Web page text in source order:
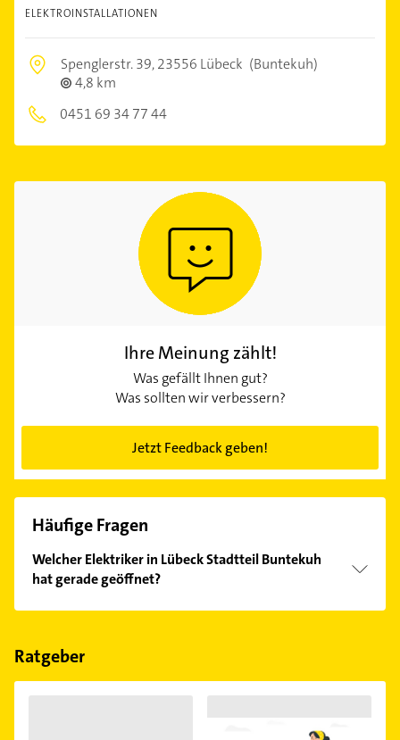
ELEKTROINSTALLATIONEN
Spenglerstr. 39,23556 Lübeck (Buntekuh)
4,8 km
0451 69 34 77 44
Ihre Meinung zählt!
Was gefällt Ihnen gut?
Was sollten wir verbessern?
Jetzt Feedback geben!
Häufige Fragen
Welcher Elektriker in Lübeck Stadtteil Buntekuh
hat gerade geöffnet?
Im Anbieter-Bereich finden Sie alleÖffnungszeiten.
Feiertagen abweichen können.
Ratgeber